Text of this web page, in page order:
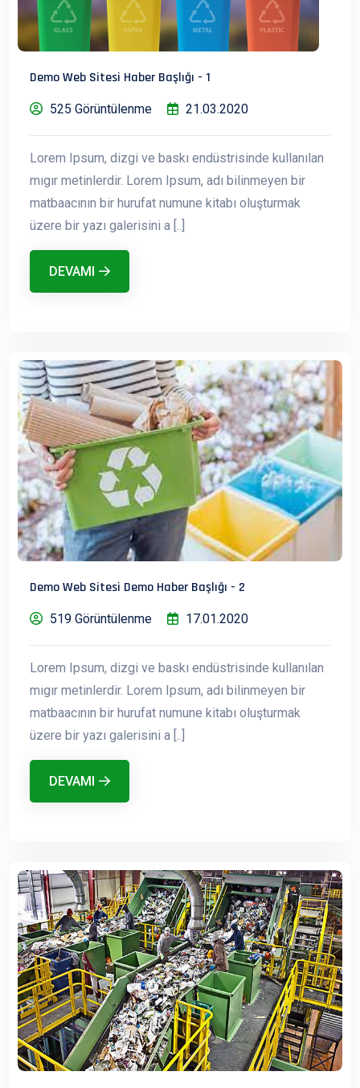
Demo Web Sitesi Haber Başlığı - 1
525 Görüntülenme 21.03.2020
Lorem Ipsum, dizgi ve baskı endüstrisinde kullanılan
mıgır metinlerdir. Lorem Ipsum, adı bilinmeyen bir
matbaacının bir hurufat numune kitabı oluşturmak
üzere bir yazı galerisini a [..]
DEVAMI
Demo Web Sitesi Demo Haber Başlığı - 2
519 Görüntülenme 17.01.2020
Lorem Ipsum, dizgi ve baskı endüstrisinde kullanılan
mıgır metinlerdir. Lorem Ipsum, adı bilinmeyen bir
matbaacının bir hurufat numune kitabı oluşturmak
üzere bir yazı galerisini a [..]
DEVAMI